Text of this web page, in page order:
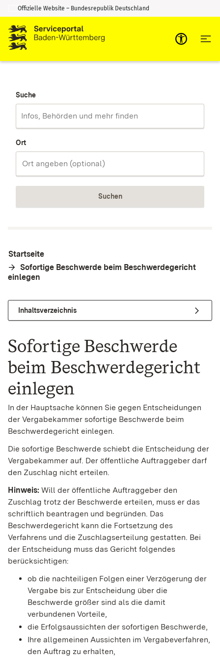
Zum Inhalt springen
Zur Suche springen
Offizielle Website – Bundesrepublik Deutschland
Suche
Ort
Suchen
Startseite
Sofortige Beschwerde beim Beschwerdegericht
einlegen
Inhaltsverzeichnis
Sofortige Beschwerde
beim Beschwerdegericht
einlegen
In der Hauptsache können Sie gegen Entscheidungen
der Vergabekammer sofortige Beschwerde beim
Beschwerdegericht einlegen.
Die sofortige Beschwerde schiebt die Entscheidung der
Vergabekammer auf. Der öffentliche Auftraggeber darf
den Zuschlag nicht erteilen.
Hinweis: Will der öffentliche Auftraggeber den
Zuschlag trotz der Beschwerde erteilen, muss er das
schriftlich beantragen und begründen. Das
Beschwerdegericht kann die Fortsetzung des
Verfahrens und die Zuschlagserteilung gestatten. Bei
der Entscheidung muss das Gericht folgendes
berücksichtigen:
ob die nachteiligen Folgen einer Verzögerung der
Vergabe bis zur Entscheidung über die
Beschwerde größer sind als die damit
verbundenen Vorteile,
die Erfolgsaussichten der sofortigen Beschwerde,
Ihre allgemeinen Aussichten im Vergabeverfahren,
den Auftrag zu erhalten,